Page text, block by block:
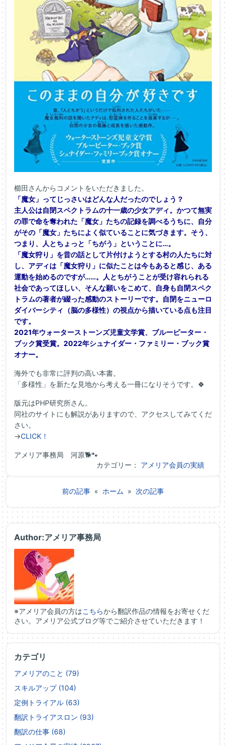
櫛田さんからコメントをいただきました。
「魔女」ってじっさいはどんな人だったのでしょう？
主人公は自閉スペクトラムの十一歳の少女アディ。かつて無実
の罪で命を奪われた「魔女」たちの記録を調べるうちに、自分
がその「魔女」たちによく似ていることに気づきます。そう、
つまり、人とちょっと「ちがう」ということに…。
「魔女狩り」を昔の話として片付けようとする村の人たちに対
し、アディは「魔女狩り」に似たことは今もあると感じ、ある
運動を始めるのですが……。人とちがうことが受け容れられる
社会であってほしい、そんな願いをこめて、自身も自閉スペク
トラムの著者が綴った感動のストーリーです。自閉をニューロ
ダイバーシティ（脳の多様性）の視点から描いている点も注目
です。
2021年ウォーターストーンズ児童文学賞、ブルーピーター・
ブック賞受賞。2022年シュナイダー・ファミリー・ブック賞
オナー。
海外でも非常に評判の高い本書。
「多様性」を新たな見地から考える一冊になりそうです。🍀
版元はPHP研究所さん。
同社のサイトにも解説がありますので、アクセスしてみてくだ
さい。
→CLICK！
アメリア事務局 河原🐕🐾
カテゴリー： アメリア会員の実績
前の記事 « ホーム » 次の記事
Author:アメリア事務局
※アメリア会員の方はこちらから翻訳作品の情報をお寄せくだ
さい。アメリア公式ブログ等でご紹介させていただきます！
カテゴリ
アメリアのこと (79)
スキルアップ (104)
定例トライアル (63)
翻訳トライアスロン (93)
翻訳の仕事 (68)